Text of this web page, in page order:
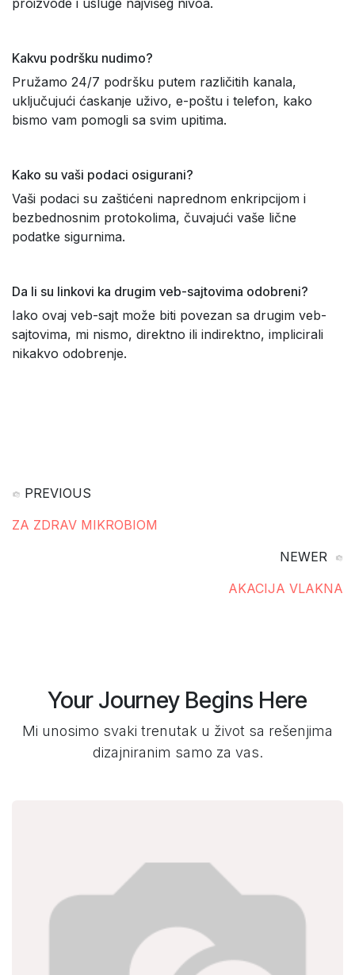
Kakvu podršku nudimo?
Pružamo 24/7 podršku putem različitih kanala,
uključujući ćaskanje uživo, e-poštu i telefon, kako
bismo vam pomogli sa svim upitima.
Kako su vaši podaci osigurani?
Vaši podaci su zaštićeni naprednom enkripcijom i
bezbednosnim protokolima, čuvajući vaše lične
podatke sigurnima.
Da li su linkovi ka drugim veb-sajtovima odobreni?
Iako ovaj veb-sajt može biti povezan sa drugim veb-
sajtovima, mi nismo, direktno ili indirektno, implicirali
nikakvo odobrenje.
PREVIOUS
ZA ZDRAV MIKROBIOM
NEWER
AKACIJA VLAKNA
Your Journey Begins Here
Mi unosimo svaki trenutak u život sa rešenjima
dizajniranim samo za vas.